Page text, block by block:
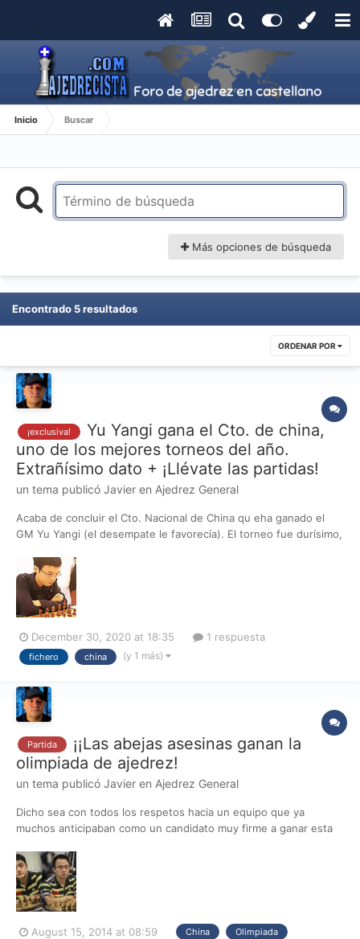
Inicio Buscar
Más opciones de búsqueda
Encontrado 5 resultados
ORDENAR POR
¡exclusiva!
Yu Yangi gana el Cto. de china,
uno de los mejores torneos del año.
Extrañísimo dato + ¡Llévate las partidas!
un tema publicó Javier en Ajedrez General
Acaba de concluir el Cto. Nacional de China qu eha ganado el
GM Yu Yangi (el desempate le favorecía). El torneo fue durísimo,
realmente sorprendente y extraño: en un cerrado con 12 de los
mejores jugadores del país, todos con e...
December 30, 2020 at 18:35 1 respuesta
fichero china (y 1 más)
Partida
¡¡Las abejas asesinas ganan la
olimpiada de ajedrez!
un tema publicó Javier en Ajedrez General
Dicho sea con todos los respetos hacia un equipo que ya
muchos anticipaban como un candidato muy firme a ganar esta
precisamente con ese fin! (haz click para ampliar) De izquierda a
derecha: Ding Liren, 2 Wang Yue, Ni_Hua y Yangyi...
August 15, 2014 at 08:59 China Olimpiada